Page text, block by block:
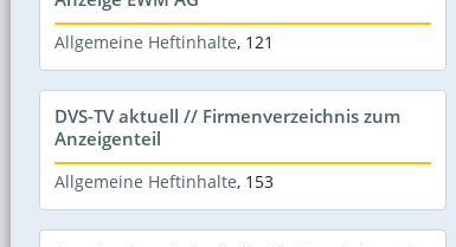
Allgemeine Heftinhalte, 121
DVS-TV aktuell // Firmenverzeichnis zum
Anzeigenteil
Allgemeine Heftinhalte, 153